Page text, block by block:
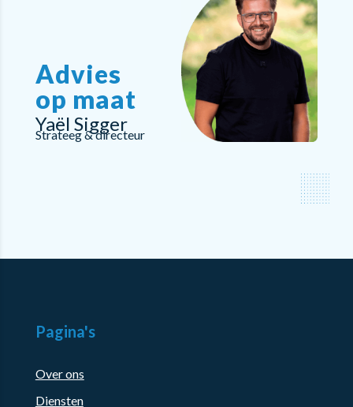
Advies
op maat
Yaël Sigger
Strateeg & directeur
Pagina's
Over ons
Diensten